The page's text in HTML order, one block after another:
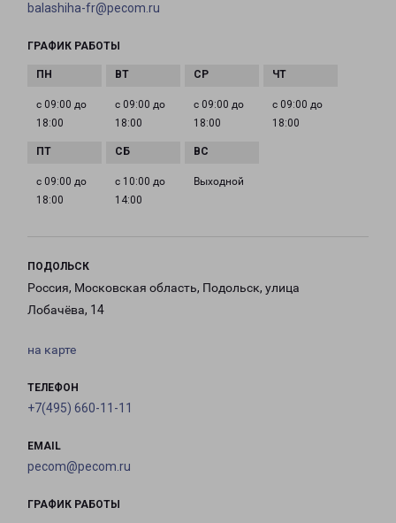
balashiha-fr@pecom.ru
ГРАФИК РАБОТЫ
с 09:00 до
18:00
с 09:00 до
18:00
с 09:00 до
18:00
с 09:00 до
18:00
с 09:00 до
18:00
с 10:00 до
14:00
Выходной
ПОДОЛЬСК
Россия, Московская область, Подольск, улица
Лобачёва, 14
на карте
ТЕЛЕФОН
+7(495) 660-11-11
EMAIL
pecom@pecom.ru
ГРАФИК РАБОТЫ